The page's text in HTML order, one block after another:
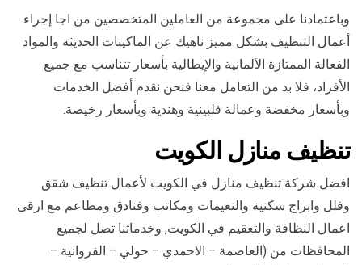
وباعتمادنا على مجموعة من العاملين المتخصصين من اجا إجراء
أعمال التنظيف بشكل مميز ناهيك عن الماكينات الحديثة والمواد
الفعالة الممتازة الألمانية والإيطالية بأسعار تتناسب مع جميع
الأفراد، فلا بد من التعامل معنا فنحن نقدم أفضل الخدمات
وبأسعار مخفضة وعمالة فلبينية وهندية وبأسعار رخيصة.
تنظيف منازل الكويت
افضل شركة تنظيف منازل في الكويت لأعمال تنظيف شقق
وفلل وابراج سكنية والنعيمات ومكاتب وفنادق ومطاعم مع ارقى
اعمال النظافة والتعقيم في الكويت, وخدماتنا تصل لجميع
المحافظات من (العاصمة – الاحمدي – حولي – الفروانية –